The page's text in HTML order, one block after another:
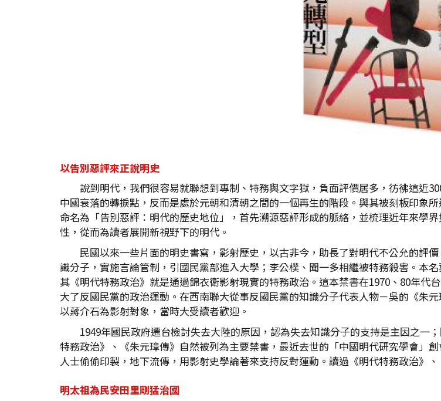
以告別惡評來正說明史
說到明代，我們很容易就聯想到專制、特務與文字獄，負面評價居多，彷彿這近
中國衰落的轉捩點，反而是處於元朝和清朝之間的一個再生的階段。與其被刻板印象
命名為「告別惡評：明代的歷史地位」，首先溯源惡評形成的脈絡，並梳理近年來學
性，從而為讀者展開新視野下的明代。
民國以來一些片面的明史書寫，影射歷史，以古非今，助長了對明代不公允的評
識分子，實施言論管制，引國民黨部進入大學；李公樸、聞一多相繼被特務殺害。本
其《明代特務政治》就是通過錦衣衛影射現實的特務政治。這本禁書在1970、80年代
大了反國民黨的政治運動。在西南聯大從事反國民黨的知識分子代表人物－吳的《朱
以蔣介石為影射對象，當時大受讀者歡迎。
1949年國民政府遷台檢討失去大陸的原因，認為失去知識分子的支持是主因之一
特務政治》、《朱元璋傳》自然被列為主要禁書，最近去世的「中國明代研究學會」
人士偷偷印製，地下流傳，用影射史學論著來支持反對運動。讀過《明代特務政治》
明太祖為民安田里剛猛治國